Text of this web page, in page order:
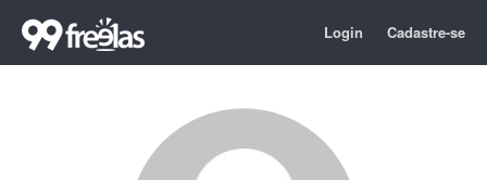
Login Cadastre-se